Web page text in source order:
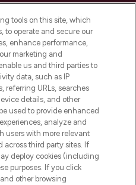
Europas ultimativer
mit den besten
und Haarpflege
von über 200
Shoppe online
mit kostenloser
von 30€.
My Personal
tools on this site, which
to operate and secure our
enhance performance,
marketing and
us and third parties to
data, such as IP
referring URLs, searches
details, and other
used to provide enhanced
analyze and
users with more relevant
across third party sites. If
deploy cookies (including
purposes. If you click
and other browsing